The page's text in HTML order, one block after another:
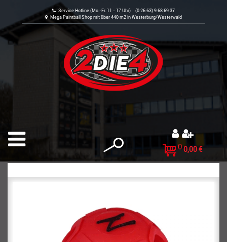
Service Hotline (Mo.-Fr. 11 - 17 Uhr) (0 26 63) 9 68 69 37
Mega Paintball Shop mit über 440 m2 in Westerburg/Westerwald
0 0,00 €